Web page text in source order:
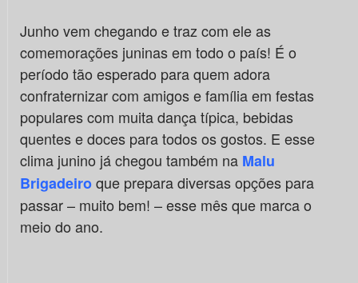
Junho vem chegando e traz com ele as
comemorações juninas em todo o país! É o
período tão esperado para quem adora
confraternizar com amigos e família em festas
populares com muita dança típica, bebidas
quentes e doces para todos os gostos. E esse
clima junino já chegou também na Malu
Brigadeiroque prepara diversas opções para
passar – muito bem! – esse mês que marca o
meio do ano.